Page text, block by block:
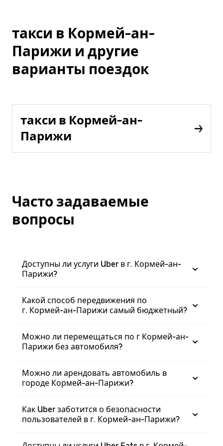
такси в Кормей-ан-
Парижи и другие
варианты поездок
такси в Кормей-ан-
Парижи
Часто задаваемые
вопросы
Доступны ли услуги Uber в г. Кормей-ан-
Парижи?
Какой способ передвижения по
г. Кормей-ан-Парижи самый бюджетный?
Можно ли перемещаться по г Кормей-ан-
Парижи без автомобиля?
Можно ли арендовать автомобиль в
городе Кормей-ан-Парижи?
Как Uber заботится о безопасности
пользователей в г. Кормей-ан-Парижи?